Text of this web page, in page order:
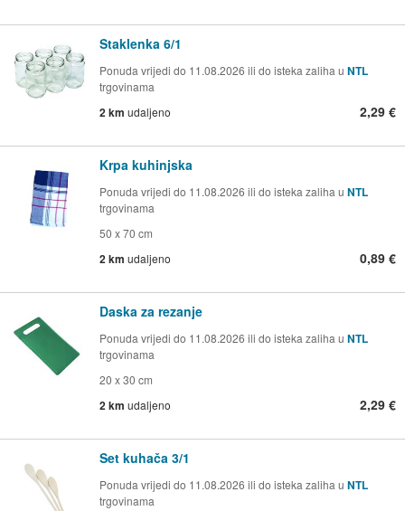
Staklenka 6/1
Ponuda vrijedi do 11.08.2026 ili do isteka zaliha u NTL
trgovinama
2 km udaljeno 2,29 €
Krpa kuhinjska
Ponuda vrijedi do 11.08.2026 ili do isteka zaliha u NTL
trgovinama
50 x 70 cm
2 km udaljeno 0,89 €
Daska za rezanje
Ponuda vrijedi do 11.08.2026 ili do isteka zaliha u NTL
trgovinama
20 x 30 cm
2 km udaljeno 2,29 €
Set kuhača 3/1
Ponuda vrijedi do 11.08.2026 ili do isteka zaliha u NTL
trgovinama